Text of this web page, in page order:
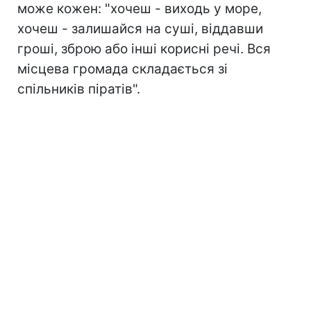
може кожен: "хочеш - виходь у море,
хочеш - залишайся на суші, віддавши
гроші, зброю або інші корисні речі. Вся
місцева громада складається зі
спільників піратів".